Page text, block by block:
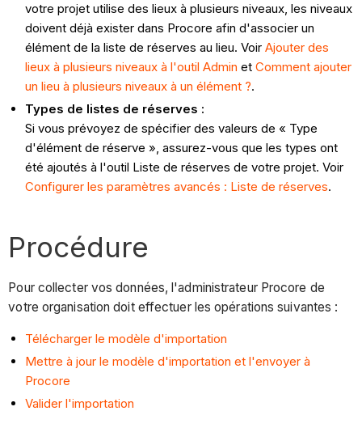
votre projet utilise des lieux à plusieurs niveaux, les niveaux
doivent déjà exister dans Procore afin d'associer un
élément de la liste de réserves au lieu. VoirAjouter des
lieux à plusieurs niveaux à l'outil Admin etComment ajouter
un lieu à plusieurs niveaux à un élément ?.
Types de listes de réserves :
Si vous prévoyez de spécifier des valeurs de « Type
d'élément de réserve », assurez-vous que les types ont
été ajoutés à l'outil Liste de réserves de votre projet. Voir
Configurer les paramètres avancés : Liste de réserves.
Procédure
Pour collecter vos données, l'administrateur Procore de
votre organisation doit effectuer les opérations suivantes :
Télécharger le modèle d'importation
Mettre à jour le modèle d'importation et l'envoyer à
Procore
Valider l'importation